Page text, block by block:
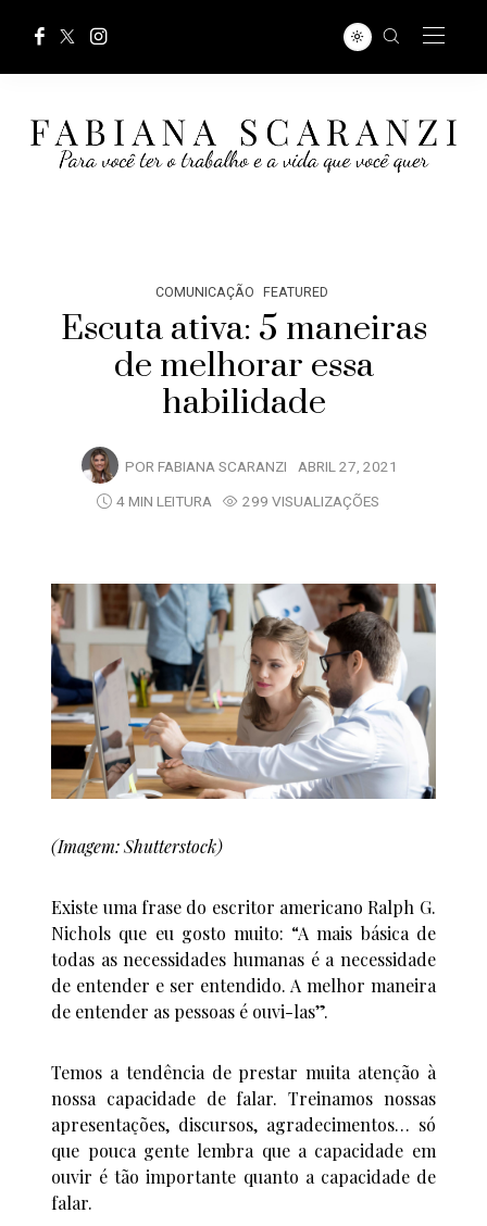
COMUNICAÇÃO FEATURED
Escuta ativa: 5 maneiras
de melhorar essa
habilidade
POR FABIANA SCARANZI ABRIL 27, 2021
4 MIN LEITURA
299 VISUALIZAÇÕES
(Imagem: Shutterstock)
Existe uma frase do escritor americano Ralph G.
Nichols que eu gosto muito: “A mais básica de
todas as necessidades humanas é a necessidade
de entender e ser entendido. A melhor maneira
de entender as pessoas é ouvi-las”.
Temos a tendência de prestar muita atenção à
nossa capacidade de falar. Treinamos nossas
apresentações, discursos, agradecimentos… só
que pouca gente lembra que a capacidade em
ouvir é tão importante quanto a capacidade de
falar.